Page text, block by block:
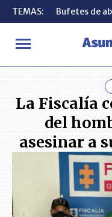
TEMAS: Bufetes de
INICIO ACTUALIDAD
TEMAS: Bufetes de
La Fiscalía
del
asesinar a